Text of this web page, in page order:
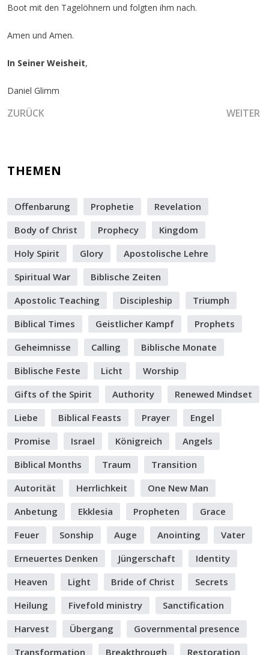
Boot mit den Tagelöhnern und folgten ihm nach.
Amen und Amen.
In Seiner Weisheit,
Daniel Glimm
VORHERIGER BEITRAG: PESSACH - DIE ETABLIERUNG
ZURÜCK WEITER
THEMEN
Offenbarung Prophetie
Revelation
Body of Christ
Prophecy
Kingdom
Holy Spirit
Glory
Apostolische Lehre
Spiritual War
Biblische Zeiten
Apostolic Teaching
Discipleship
Triumph
Biblical Times
Geistlicher Kampf
Prophets
Geheimnisse
Calling
Biblische Monate
Biblische Feste
Licht
Worship
Gifts of the Spirit
Authority
Renewed Mindset
Liebe
Biblical Feasts Prayer
Engel
Promise
Israel Königreich
Angels
Biblical Months
Traum
Transition
Autorität
Herrlichkeit
One New Man
Anbetung
Ekklesia Propheten
Grace
Feuer
Sonship Auge Anointing
Vater
Erneuertes Denken
Jüngerschaft
Identity
Heaven
Light Bride of Christ
Secrets
Heilung
Fivefold ministry
Sanctification
Harvest
Übergang
Governmental presence
Transformation
Breakthrough Restoration